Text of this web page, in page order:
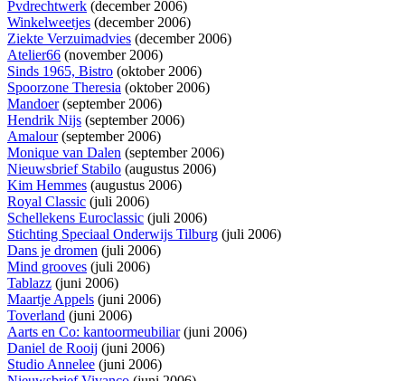
Pvdrechtwerk (december 2006)
Winkelweetjes (december 2006)
Ziekte Verzuimadvies (december 2006)
Atelier66 (november 2006)
Sinds 1965, Bistro (oktober 2006)
Spoorzone Theresia (oktober 2006)
Mandoer(september 2006)
Hendrik Nijs (september 2006)
Amalour(september 2006)
Monique van Dalen (september 2006)
Nieuwsbrief Stabilo (augustus 2006)
Kim Hemmes (augustus 2006)
Royal Classic (juli 2006)
Schellekens Euroclassic (juli 2006)
Stichting Speciaal Onderwijs Tilburg (juli 2006)
Dans je dromen (juli 2006)
Mind grooves (juli 2006)
Tablazz (juni 2006)
Maartje Appels (juni 2006)
Toverland (juni 2006)
Aarts en Co: kantoormeubiliar(juni 2006)
Daniel de Rooij (juni 2006)
Studio Annelee (juni 2006)